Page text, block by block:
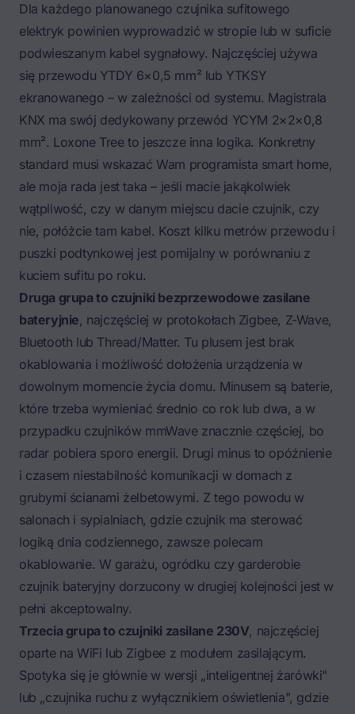
Dla każdego planowanego czujnika sufitowego
elektryk powinien wyprowadzić w stropie lub w suficie
podwieszanym kabel sygnałowy. Najczęściej używa
się przewodu YTDY 6×0,5 mm² lub YTKSY
ekranowanego – w zależności od systemu. Magistrala
KNX ma swój dedykowany przewód YCYM 2×2×0,8
mm². Loxone Tree to jeszcze inna logika. Konkretny
standard musi wskazać Wam programista smart home,
ale moja rada jest taka – jeśli macie jakąkolwiek
wątpliwość, czy w danym miejscu dacie czujnik, czy
nie, połóżcie tam kabel. Koszt kilku metrów przewodu i
puszki podtynkowej jest pomijalny w porównaniu z
kuciem sufitu po roku.
Druga grupa to czujniki bezprzewodowe zasilane
bateryjnie, najczęściej w protokołach Zigbee, Z-Wave,
Bluetooth lub Thread/Matter. Tu plusem jest brak
okablowania i możliwość dołożenia urządzenia w
dowolnym momencie życia domu. Minusem są baterie,
które trzeba wymieniać średnio co rok lub dwa, a w
przypadku czujników mmWave znacznie częściej, bo
radar pobiera sporo energii. Drugi minus to opóźnienie
i czasem niestabilność komunikacji w domach z
grubymi ścianami żelbetowymi. Z tego powodu w
salonach i sypialniach, gdzie czujnik ma sterować
logiką dnia codziennego, zawsze polecam
okablowanie. W garażu, ogródku czy garderobie
czujnik bateryjny dorzucony w drugiej kolejności jest w
pełni akceptowalny.
Trzecia grupa to czujniki zasilane 230V, najczęściej
oparte na WiFi lub Zigbee z modułem zasilającym.
Spotyka się je głównie w wersji „inteligentnej żarówki"
lub „czujnika ruchu z wyłącznikiem oświetlenia", gdzie